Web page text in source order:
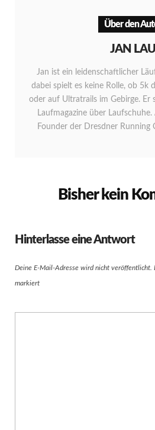
Über den
JAN LAU
Jan ist ein leidenschaftlicher
dabei spielt es keine Rolle, ob 5k
oder auf Ultratrails im Gebirge. Er
Laufmagazine über
Founder der Dresdner Running
Bisher kein
Hinterlasse eine Antwort
Deine E-Mail-Adresse wird nicht veröffentlicht.
markiert